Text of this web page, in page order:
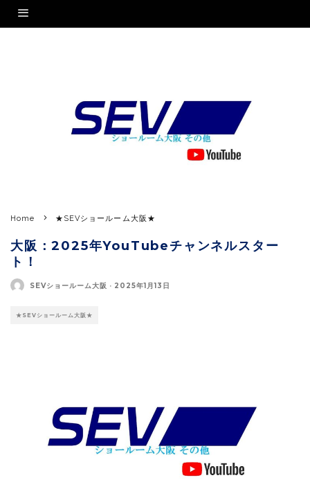
Home ★SEVショールーム大阪★
大阪：2025年YouTubeチャンネルスター
ト！
SEVショールーム大阪 · 2025年1月13日
★SEVショールーム大阪★